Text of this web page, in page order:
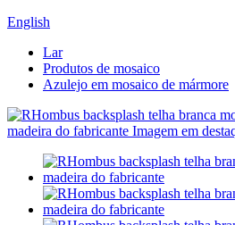
English
Lar
Produtos de mosaico
Azulejo em mosaico de mármore